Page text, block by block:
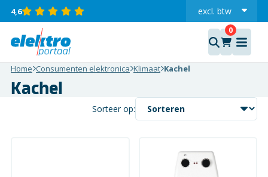
4,6 excl. btw
incl.
Home Consumenten elektronica Klimaat Kachel
Kachel
Sorteer op: